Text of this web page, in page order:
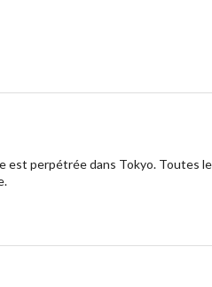
est perpétrée dans Tokyo.